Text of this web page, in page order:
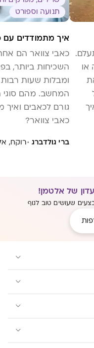
או
תנועה וספורט
איך מתמודדים עם
כאבי צוואר הם
השכיחות ביותר,
ומבלות שעות רבות
המחשב. מהם סוגי
גורם לכאבים
כאבי צוואר?
ברי גולדברג ·רוקח,
של אלטמן!
שעושים טוב לגוף